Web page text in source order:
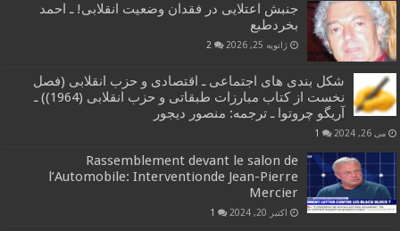
جنبش اعتلایی در فقدان وضعیت انقلابی! ـ احمد
بخردطبع
ژانویه 25, 2026 2
شکل بندی های اجتماعی ـ اقتصادی و حزب انقلابی (فصل
نخست از کتاب مبارزات طبقاتی و حزب انقلابی (1964)) ـ
آریگو چروتوا ـ ترجمه: منصور دیجور
می 26, 2024 1
Rassemblement devant le salon de
l’Automobile: Interventionde Jean-Pierre
Mercier
اکتبر 20, 2024 1